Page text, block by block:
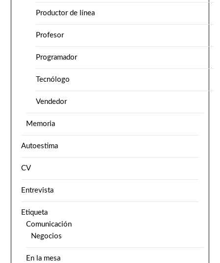
Productor de línea
Profesor
Programador
Tecnólogo
Vendedor
Memoria
Autoestima
CV
Entrevista
Etiqueta
Comunicación
Negocios
En la mesa